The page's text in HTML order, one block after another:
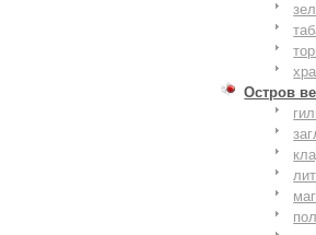
Остров